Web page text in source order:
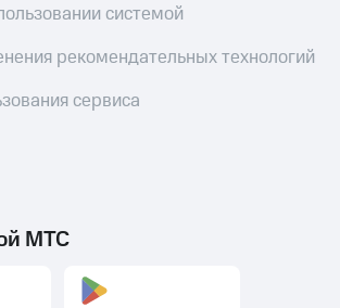
системой
рекомендательных технологий
сервиса
МТС